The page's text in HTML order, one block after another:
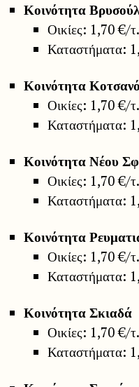
Κοινότητα
Οικίες: 1,70 €/
Καταστήματα:
Κοινότητα
Οικίες: 1,70 €/
Καταστήματα:
Κοινότητα Νέου
Οικίες: 1,70 €/
Καταστήματα:
Κοινότητα
Οικίες: 1,70 €/
Καταστήματα:
Κοινότητα Σκιαδά
Οικίες: 1,70 €/
Καταστήματα: